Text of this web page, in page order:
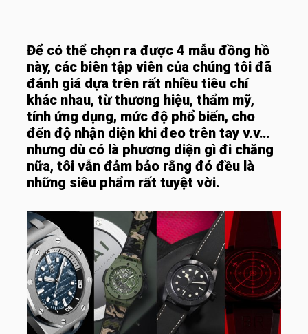
Để có thể chọn ra được 4 mẫu đồng hồ
này, các biên tập viên của chúng tôi đã
đánh giá dựa trên rất nhiều tiêu chí
khác nhau, từ thương hiệu, thẩm mỹ,
tính ứng dụng, mức độ phổ biến, cho
đến độ nhận diện khi đeo trên tay v.v…
nhưng dù có là phương diện gì đi chăng
nữa, tôi vẫn đảm bảo rằng đó đều là
những siêu phẩm rất tuyệt vời.